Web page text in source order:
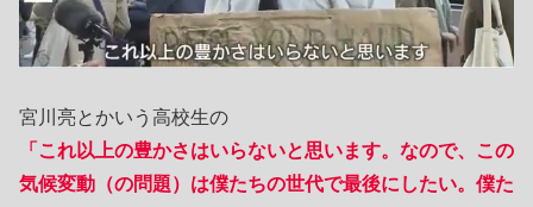
宮川亮とかいう高校生の
「これ以上の豊かさはいらないと思います。なので、この
気候変動（の問題）は僕たちの世代で最後にしたい。僕た